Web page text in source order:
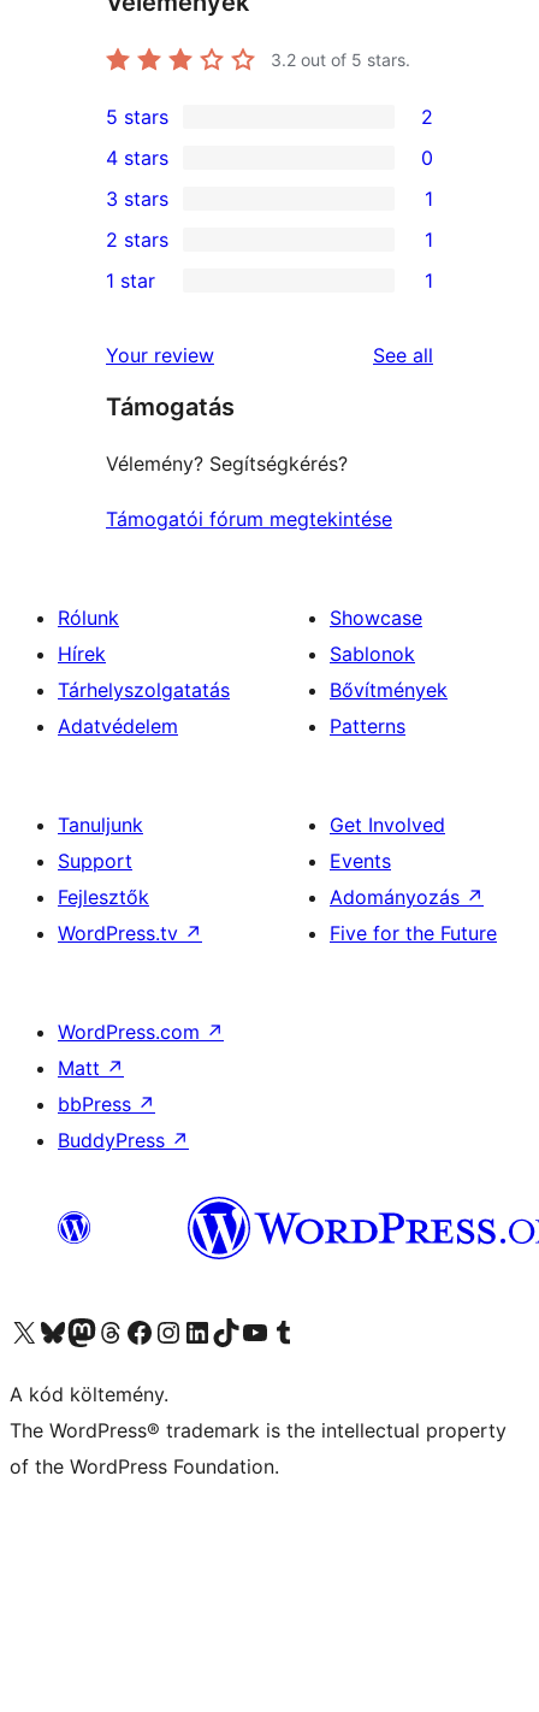
3.2 out of 5 stars.
2
5-
star
reviews
5 stars 2
4-
star
reviews
4 stars 0
1
3-
star
3 stars 1
2-
review
2 stars 1
star
review
1 star 1
Your review See all
Támogatás
Vélemény? Segítségkérés?
Támogatói fórum megtekintése
Rólunk
Hírek
Tárhelyszolgatatás
Adatvédelem
Showcase
Sablonok
Bővítmények
Patterns
Tanuljunk
Support
Fejlesztők
WordPress.tv ↗
Get Involved
Events
Adományozás ↗
Five for the Future
WordPress.com ↗
Matt ↗
bbPress ↗
BuddyPress ↗
Visit our X (formerly Twitter) account
Visit our Bluesky account
Twitter csatornánk
Visit our Threads account
Facebook oldalunk megtekintése
Visit our Instagram account
Visit our LinkedIn account
Visit our TikTok account
Visit our YouTube channel
Visit our Tumblr account
A kód költemény.
The WordPress® trademark is the intellectual property
of the WordPress Foundation.